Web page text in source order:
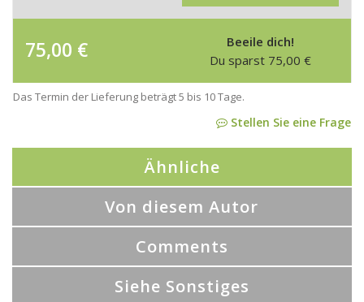
75,00 €
Beeile dich!
Du sparst 75,00 €
Das Termin der Lieferung beträgt 5 bis 10 Tage.
Stellen Sie eine Frage
Ähnliche
Von diesem Autor
Comments
Siehe Sonstiges